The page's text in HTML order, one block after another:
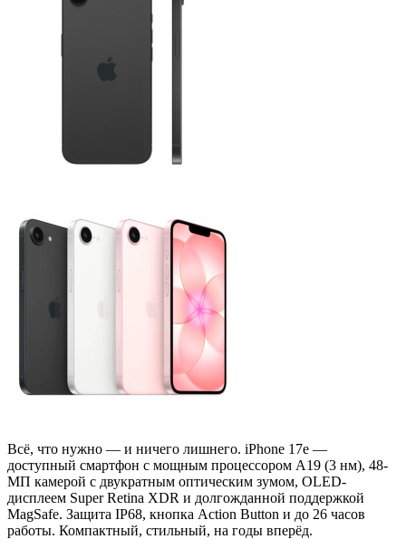
Всё, что нужно — и ничего лишнего. iPhone 17e —
доступный смартфон с мощным процессором A19 (3 нм), 48-
МП камерой с двукратным оптическим зумом, OLED-
дисплеем Super Retina XDR и долгожданной поддержкой
MagSafe. Защита IP68, кнопка Action Button и до 26 часов
работы. Компактный, стильный, на годы вперёд.